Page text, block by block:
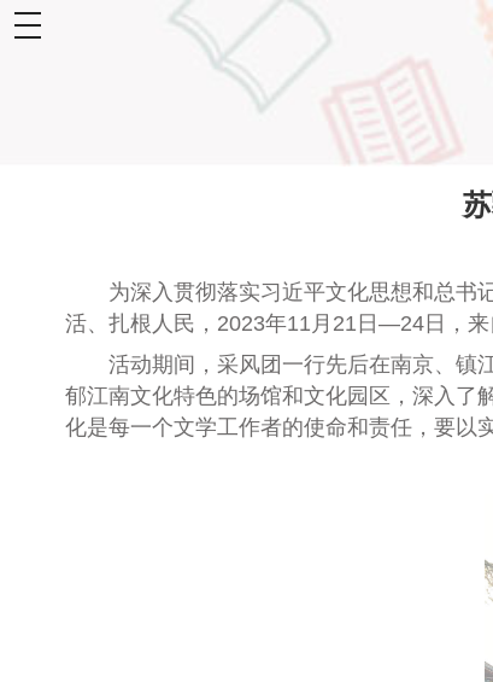
toggle
为深入 贯彻落实习近平文化思想和总书
活、扎根人民， 2023年11月21 日—24日 ，
活动期间，采风团一行先后在南京、镇
郁江南文化特色的场馆和文化园区，深入了
化是每一个文学工作者的使命和责任，要以